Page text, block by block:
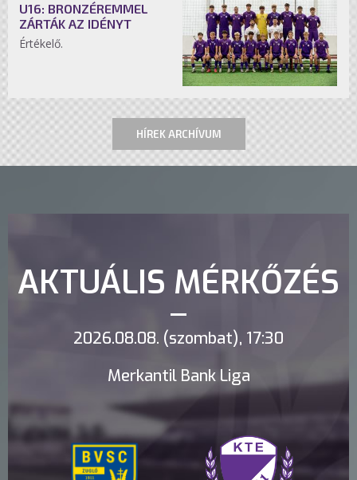
U16: BRONZÉREMMEL
ZÁRTÁK AZ IDÉNYT
Értékelő.
HÍREK ARCHÍVUM
AKTUÁLIS MÉRKŐZÉS
2026.08.08. (szombat), 17:30
Merkantil Bank Liga